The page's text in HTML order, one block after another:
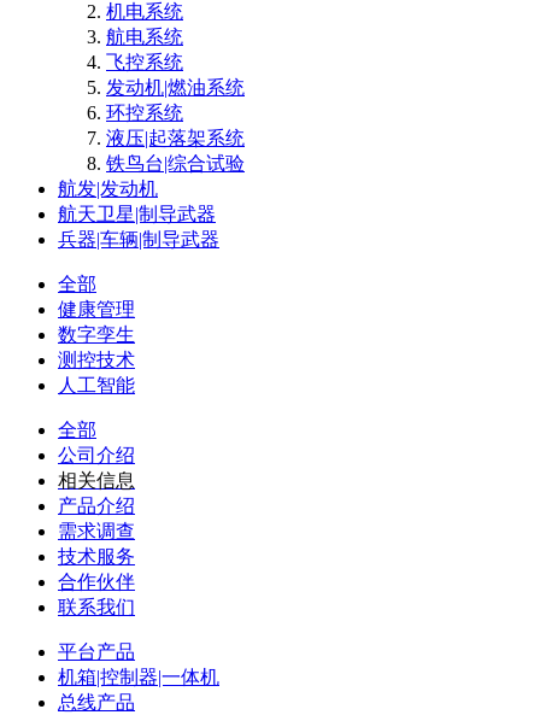
机电系统
航电系统
飞控系统
发动机|燃油系统
环控系统
液压|起落架系统
铁鸟台|综合试验
航发|发动机
航天卫星|制导武器
兵器|车辆|制导武器
全部
健康管理
数字孪生
测控技术
人工智能
全部
公司介绍
相关信息
产品介绍
需求调查
技术服务
合作伙伴
联系我们
平台产品
机箱|控制器|一体机
总线产品